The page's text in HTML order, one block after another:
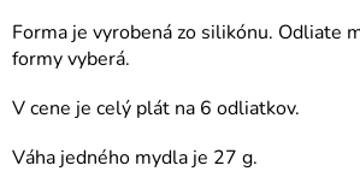
Forma je vyrobená zo silikónu. Odliate
formy vyberá.
V cene je celý plát na 6 odliatkov.
Váha jedného mydla je 27 g.